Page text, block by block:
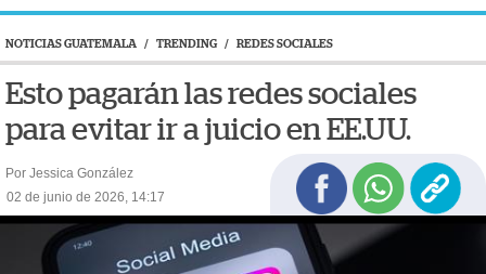
NOTICIAS GUATEMALA / TRENDING / REDES SOCIALES
Esto pagarán las redes sociales
para evitar ir a juicio en EE.UU.
Por Jessica González
02 de junio de 2026, 14:17